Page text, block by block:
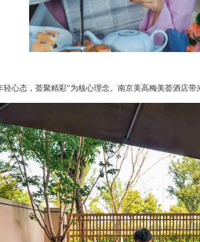
轻心态，荟聚精彩”为核心理念。南京美高梅美荟酒店带